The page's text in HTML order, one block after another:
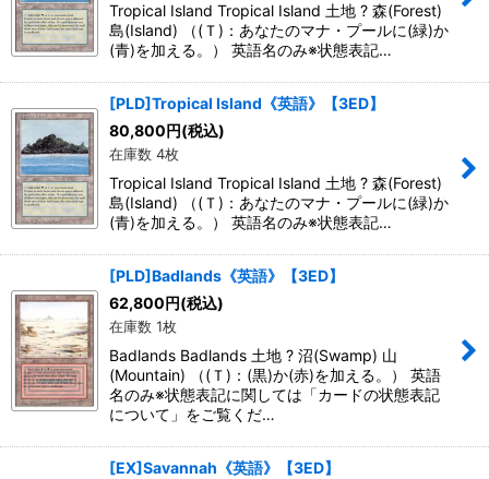
Tropical Island Tropical Island 土地 ? 森(Forest)
島(Island) （(Ｔ)：あなたのマナ・プールに(緑)か
(青)を加える。） 英語名のみ※状態表記…
[PLD]Tropical Island《英語》【3ED】
80,800円(税込)
在庫数 4枚
Tropical Island Tropical Island 土地 ? 森(Forest)
島(Island) （(Ｔ)：あなたのマナ・プールに(緑)か
(青)を加える。） 英語名のみ※状態表記…
[PLD]Badlands《英語》【3ED】
62,800円(税込)
在庫数 1枚
Badlands Badlands 土地 ? 沼(Swamp) 山
(Mountain) （(Ｔ)：(黒)か(赤)を加える。） 英語
名のみ※状態表記に関しては「カードの状態表記
について」をご覧くだ…
[EX]Savannah《英語》【3ED】